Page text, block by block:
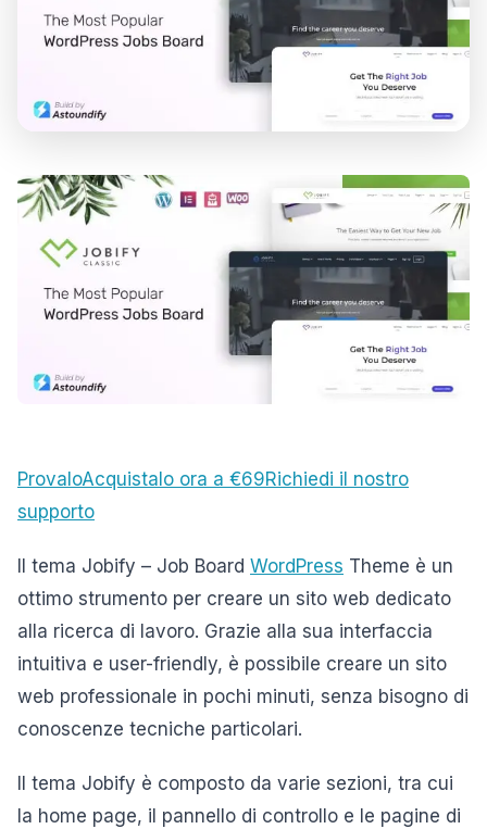
ProvaloAcquistalo ora a €69Richiedi il nostro
supporto
Il tema Jobify – Job Board WordPress Theme è un
ottimo strumento per creare un sito web dedicato
alla ricerca di lavoro. Grazie alla sua interfaccia
intuitiva e user-friendly, è possibile creare un sito
web professionale in pochi minuti, senza bisogno di
conoscenze tecniche particolari.
Il tema Jobify è composto da varie sezioni, tra cui
la home page, il pannello di controllo e le pagine di